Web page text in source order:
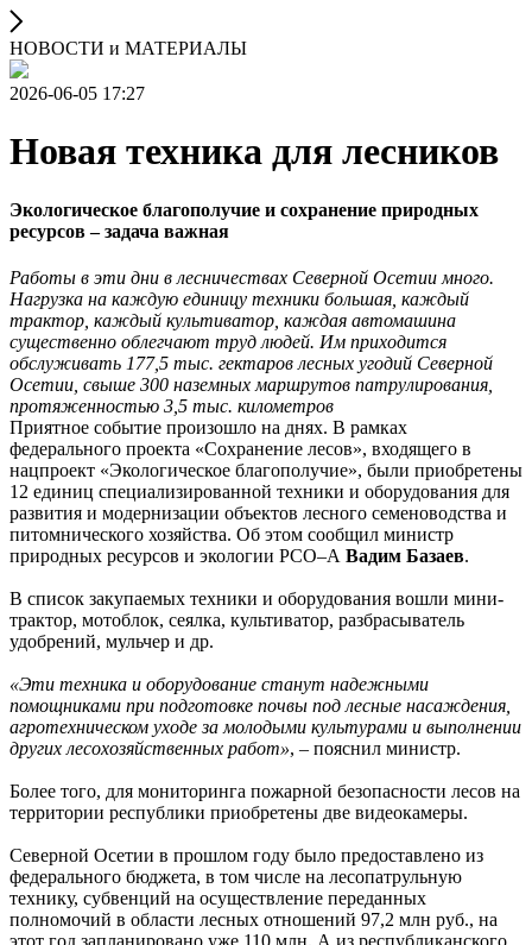
НОВОСТИ и МАТЕРИАЛЫ
2026-06-05 17:27
Новая техника для лесников
Экологическое благополучие и сохранение природных
ресурсов – задача важная
Работы в эти дни в лесничествах Северной Осетии много.
Нагрузка на каждую единицу техники большая, каждый
трактор, каждый культиватор, каждая автомашина
существенно облегчают труд людей. Им приходится
обслуживать 177,5 тыс. гектаров лесных угодий Северной
Осетии, свыше 300 наземных маршрутов патрулирования,
протяженностью 3,5 тыс. километров
Приятное событие произошло на днях. В рамках
федерального проекта «Сохранение лесов», входящего в
нацпроект «Экологическое благополучие», были приобретены
12 единиц специализированной техники и оборудования для
развития и модернизации объектов лесного семеноводства и
питомнического хозяйства. Об этом сообщил министр
природных ресурсов и экологии РСО–А Вадим Базаев.
В список закупаемых техники и оборудования вошли мини-
трактор, мотоблок, сеялка, культиватор, разбрасыватель
удобрений, мульчер и др.
«Эти техника и оборудование станут надежными
помощниками при подготовке почвы под лесные насаждения,
агротехническом уходе за молодыми культурами и выполнении
других лесохозяйственных работ», – пояснил министр.
Более того, для мониторинга пожарной безопасности лесов на
территории республики приобретены две видеокамеры.
Северной Осетии в прошлом году было предоставлено из
федерального бюджета, в том числе на лесопатрульную
технику, субвенций на осуществление переданных
полномочий в области лесных отношений 97,2 млн руб., на